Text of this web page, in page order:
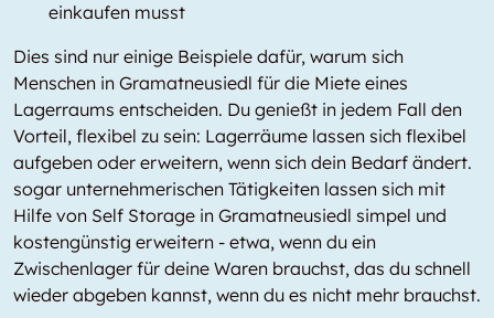
einkaufen musst
Dies sind nur einige Beispiele dafür, warum sich
Menschen in Gramatneusiedl für die Miete eines
Lagerraums entscheiden. Du genießt in jedem Fall den
Vorteil, flexibel zu sein: Lagerräume lassen sich flexibel
aufgeben oder erweitern, wenn sich dein Bedarf ändert.
sogar unternehmerischen Tätigkeiten lassen sich mit
Hilfe von Self Storage in Gramatneusiedl simpel und
kostengünstig erweitern - etwa, wenn du ein
Zwischenlager für deine Waren brauchst, das du schnell
wieder abgeben kannst, wenn du es nicht mehr brauchst.